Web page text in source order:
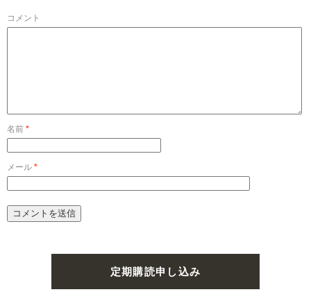
コメント
名前 *
メール *
定期購読申し込み